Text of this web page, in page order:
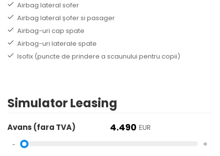
Airbag lateral sofer
Airbag lateral șofer si pasager
Airbag-uri cap spate
Airbag-uri laterale spate
Isofix (puncte de prindere a scaunului pentru copii)
Simulator Leasing
Avans (fara TVA) 4.490 EUR
- +